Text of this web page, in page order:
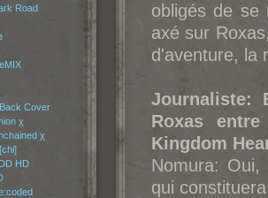
Road
Cover
χ
χ
HD
obligés de
axé sur
d'aventure, la
Journaliste:
Roxas
Kingdom
Nomura: Oui,
qui